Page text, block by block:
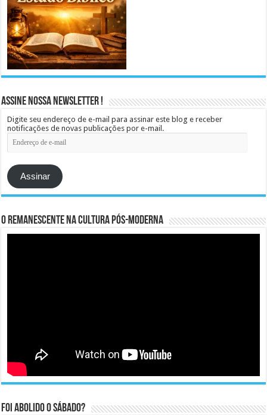
Assine Nossa Newsletter !
Digite seu endereço de e-mail para assinar este blog e receber
notificações de novas publicações por e-mail.
Endereço
de
mail
Assinar
O remanescente na cultura pós-moderna
Foi abolido o sábado?